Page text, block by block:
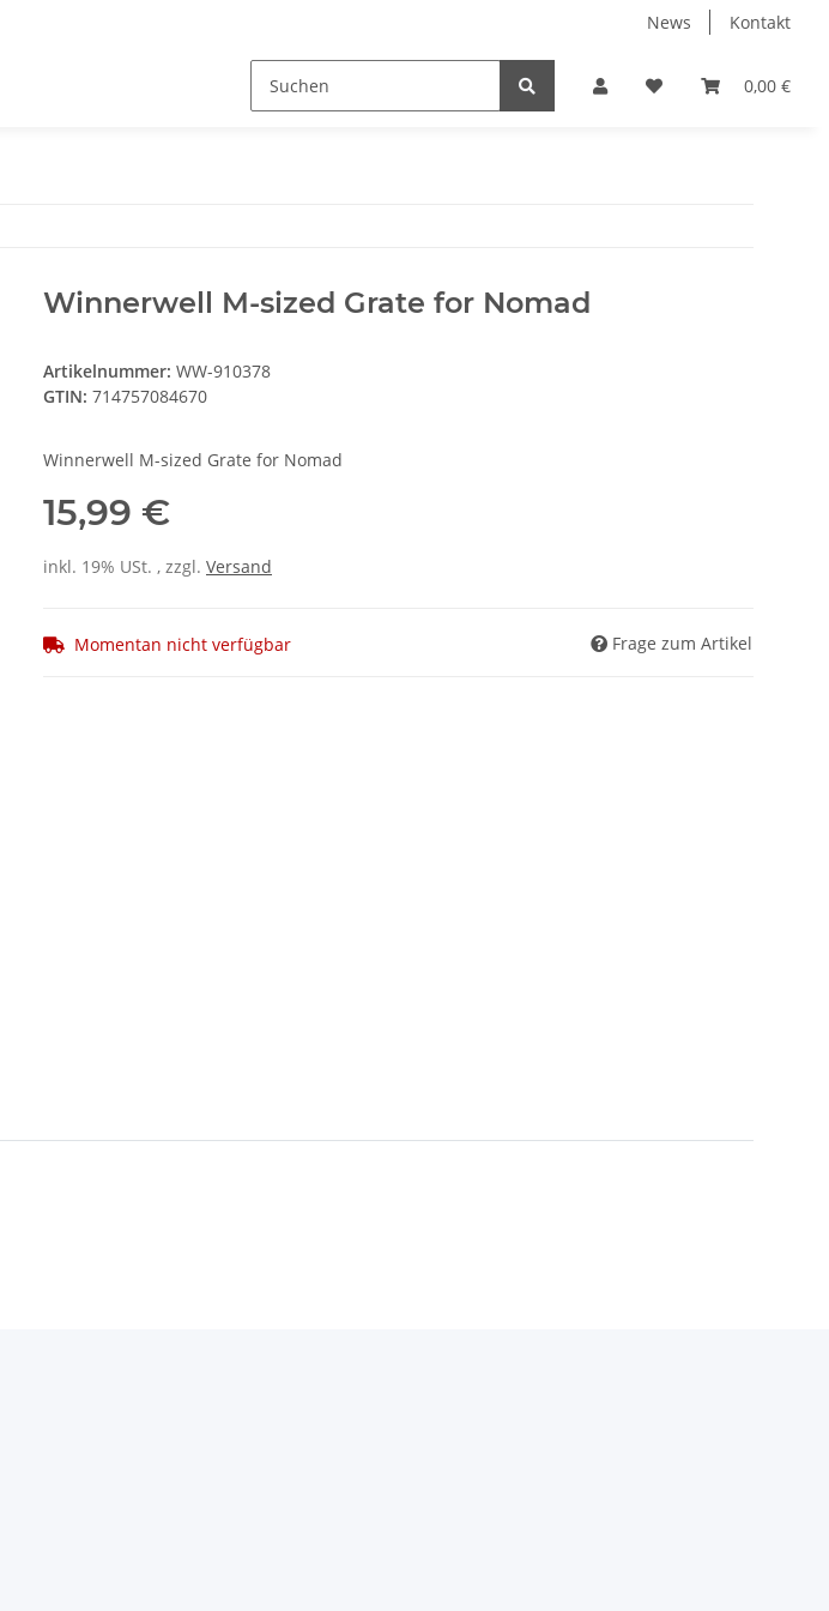
News Kontakt
0,00 €
Winnerwell M-sized Grate for Nomad
Artikelnummer: WW-910378
GTIN: 714757084670
Winnerwell M-sized Grate for Nomad
15,99 €
inkl. 19% USt. , zzgl. Versand
Momentan nicht verfügbar Frage zum Artikel